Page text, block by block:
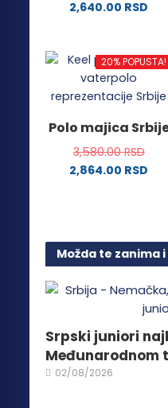
izabrane
proizvoda.
2,640.00 RSD
ima
više
varijanti.
mogu
biti
izabrane
20% POPUSTA!
Polo majica
3,580.00RSD
2,864.00 RSD
više
varijanti.
mogu
izabrane
na
stranici
Možda te zanima
Srpski juniori
Međunarodnom
02/08/2026